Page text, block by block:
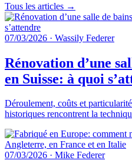
Tous les articles →
07/03/2026 · Wassily Federer
Rénovation d’une
en Suisse: à quoi
Déroulement, coûts et
historiques rencontrent la
07/03/2026 · Mike Federer